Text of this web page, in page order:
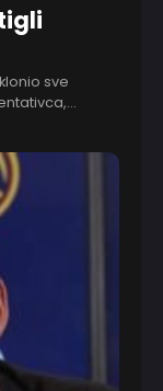
sve
pod kojim